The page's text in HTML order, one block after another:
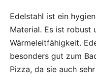
Edelstahl ist ein
Material. Es ist robust
Wärmeleitfähigkeit.
besonders gut zum
Pizza, da sie auch